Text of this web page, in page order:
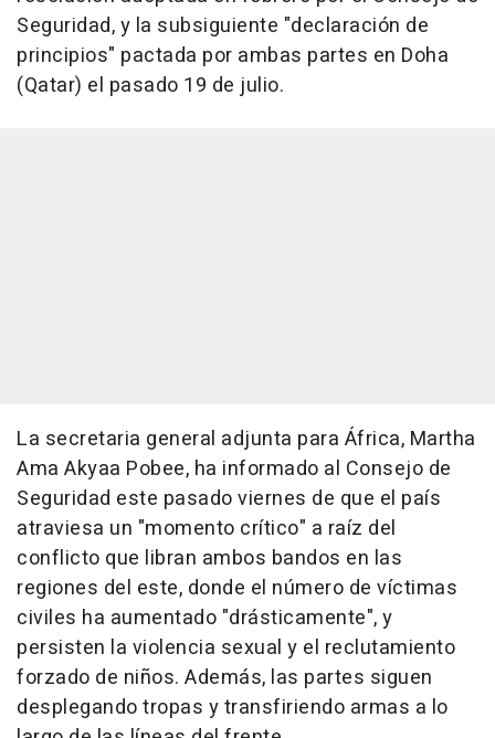
Seguridad, y la subsiguiente "declaración de
principios" pactada por ambas partes en Doha
(Qatar) el pasado 19 de julio.
La secretaria general adjunta para África, Martha
Ama Akyaa Pobee, ha informado al Consejo de
Seguridad este pasado viernes de que el país
atraviesa un "momento crítico" a raíz del
conflicto que libran ambos bandos en las
regiones del este, donde el número de víctimas
civiles ha aumentado "drásticamente", y
persisten la violencia sexual y el reclutamiento
forzado de niños. Además, las partes siguen
desplegando tropas y transfiriendo armas a lo